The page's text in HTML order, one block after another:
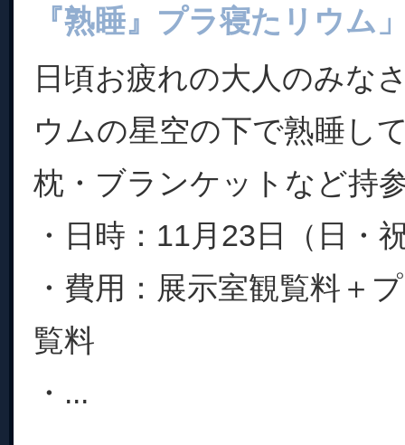
『熟睡』プラ寝たリウム
日頃お疲れの大人のみな
ウムの星空の下で熟睡し
枕・ブランケットなど持
・日時：11月23日（日・
・費用：展示室観覧料＋
覧料
・...